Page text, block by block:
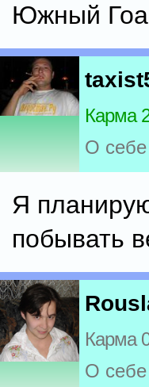
Южный
Карма
О себе
Я
побывать
Карма
О себе